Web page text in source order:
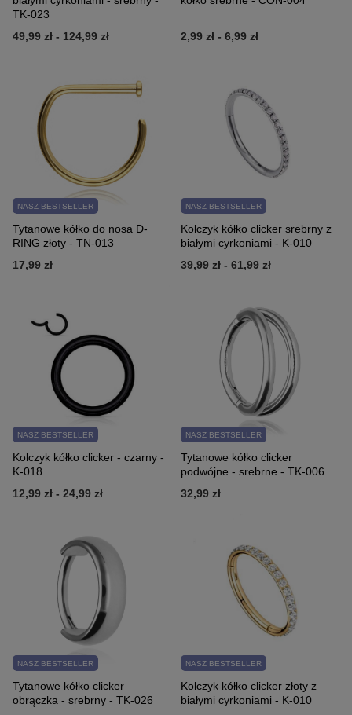
TK-023
49,99 zł - 124,99 zł 2,99 zł - 6,99 zł
NASZ BESTSELLER
Tytanowe kółko do nosa D-
RING złoty - TN-013
17,99 zł
NASZ BESTSELLER
Kolczyk kółko clicker srebrny z
białymi cyrkoniami - K-010
39,99 zł - 61,99 zł
NASZ BESTSELLER
Kolczyk kółko clicker - czarny -
K-018
12,99 zł - 24,99 zł
NASZ BESTSELLER
Tytanowe kółko clicker
podwójne - srebrne - TK-006
32,99 zł
NASZ BESTSELLER
Tytanowe kółko clicker
obrączka - srebrny - TK-026
NASZ BESTSELLER
Kolczyk kółko clicker złoty z
białymi cyrkoniami - K-010